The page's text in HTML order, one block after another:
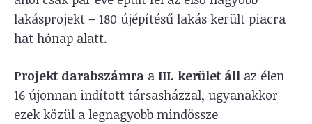
lakásprojekt – 180 újépítésű lakás került piacra
hat hónap alatt.
Projekt darabszámra a III. kerület áll az élen
16 újonnan indított társasházzal, ugyanakkor
ezek közül a legnagyobb mindössze